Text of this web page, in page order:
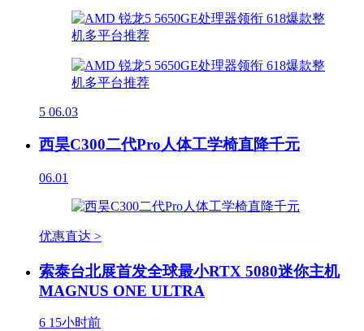
5 06.03
西昊C300二代Pro人体工学椅直降千元
06.01
优惠直达 >
索泰台北展首发全球最小RTX 5080迷你主机
MAGNUS ONE ULTRA
6 15小时前